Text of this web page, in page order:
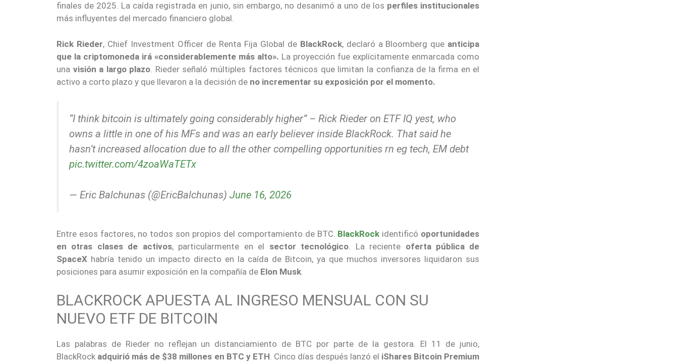
finales de 2025. La caída registrada en junio, sin embargo, no desanimó a uno de los perfiles institucionales
más influyentes del mercado financiero global.
Rick Rieder, Chief Investment Officer de Renta Fija Global de BlackRock, declaró a Bloomberg que anticipa
que la criptomoneda irá «considerablemente más alto». La proyección fue explícitamente enmarcada como
una visión a largo plazo . Rieder señaló múltiples factores técnicos que limitan la confianza de la firma en el
activo a corto plazo y que llevaron a la decisión de no incrementar su exposición por el momento.
“I think bitcoin is ultimately going considerably higher” – Rick Rieder on ETF IQ yest, who
owns a little in one of his MFs and was an early believer inside BlackRock. That said he
hasn’t increased allocation due to all the other compelling opportunities rn eg tech, EM debt
pic.twitter.com/4zoaWaTETx
— Eric Balchunas (@EricBalchunas) June 16, 2026
Entre esos factores, no todos son propios del comportamiento de BTC. BlackRock identificó oportunidades
en otras clases de activos, particularmente en el sector tecnológico. La reciente oferta pública de
SpaceX habría tenido un impacto directo en la caída de Bitcoin, ya que muchos inversores liquidaron sus
posiciones para asumir exposición en la compañía de Elon Musk.
BLACKROCK APUESTA AL INGRESO MENSUAL CON SU
NUEVO ETF DE BITCOIN
Las palabras de Rieder no reflejan un distanciamiento de BTC por parte de la gestora. El 11 de junio,
BlackRock adquirió más de $38 millones en BTC y ETH . Cinco días después lanzó el iShares Bitcoin Premium